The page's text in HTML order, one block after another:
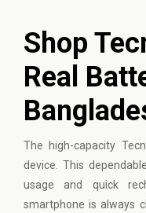
Shop
Real
The high-capacity
device. This
usage and quick
smartphone is always